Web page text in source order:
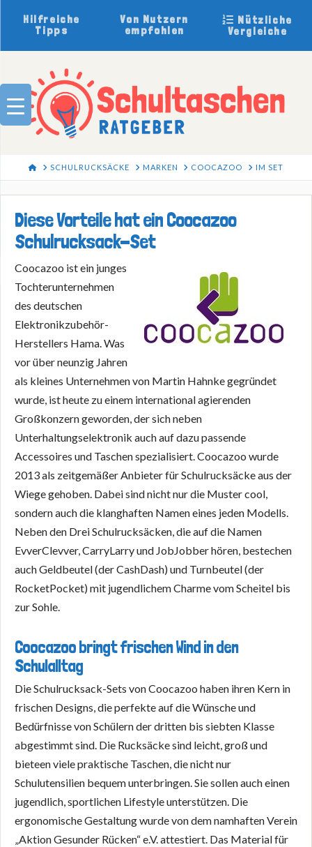
Hilfreiche
Tipps
Von Nutzern
empfohlen
Nützliche
Vergleiche
HOMESCHULRUCKSÄCKE MARKEN COOCAZOO IM SET
Diese Vorteile hat ein Coocazoo
Schulrucksack-Set
Coocazoo ist ein junges
Tochterunternehmen
des deutschen
Elektronikzubehör-
Herstellers Hama. Was
vor über neunzig Jahren
als kleines Unternehmen von Martin Hahnke gegründet
wurde, ist heute zu einem international agierenden
Großkonzern geworden, der sich neben
Unterhaltungselektronik auch auf dazu passende
Accessoires und Taschen spezialisiert. Coocazoo wurde
2013 als zeitgemäßer Anbieter für Schulrucksäcke aus der
Wiege gehoben. Dabei sind nicht nur die Muster cool,
sondern auch die klanghaften Namen eines jeden Modells.
Neben den Drei Schulrucksäcken, die auf die Namen
EvverClevver, CarryLarry und JobJobber hören, bestechen
auch Geldbeutel (der CashDash) und Turnbeutel (der
RocketPocket) mit jugendlichem Charme vom Scheitel bis
zur Sohle.
Coocazoo bringt frischen Wind in den
Schulalltag
Die Schulrucksack-Sets von Coocazoo haben ihren Kern in
frischen Designs, die perfekte auf die Wünsche und
Bedürfnisse von Schülern der dritten bis siebten Klasse
abgestimmt sind. Die Rucksäcke sind leicht, groß und
bieteen viele praktische Taschen, die nicht nur
Schulutensilien bequem unterbringen. Sie sollen auch einen
jugendlich, sportlichen Lifestyle unterstützen. Die
ergonomische Gestaltung wurde von dem namhaften Verein
„Aktion Gesunder Rücken“ e.V. attestiert. Das Material für